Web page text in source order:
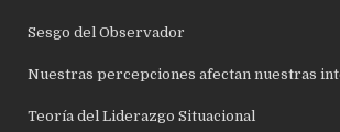
Sesgo del Observador
Nuestras percepciones afectan nuestras
Teoría del Liderazgo Situacional